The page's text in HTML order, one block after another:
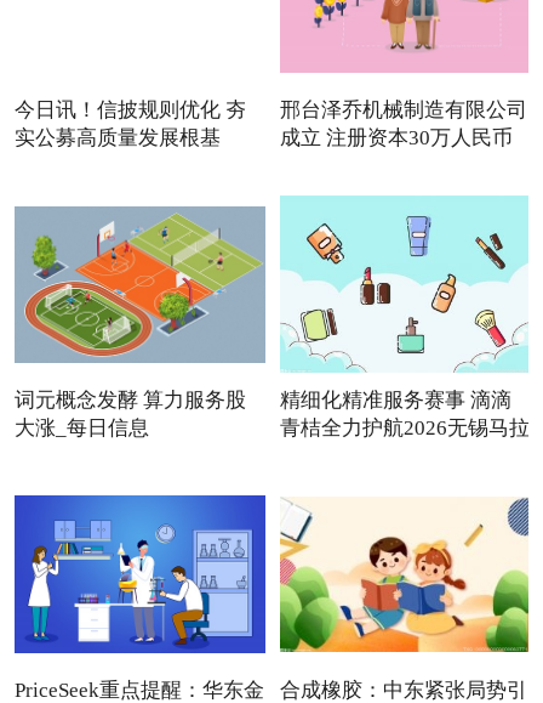
今日讯！信披规则优化 夯
实公募高质量发展根基
邢台泽乔机械制造有限公司
成立 注册资本30万人民币
词元概念发酵 算力服务股
大涨_每日信息
精细化精准服务赛事 滴滴
青桔全力护航2026无锡马拉
PriceSeek重点提醒：华东金
合成橡胶：中东紧张局势引